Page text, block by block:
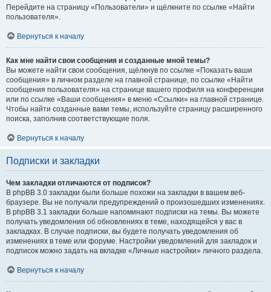
Перейдите на страницу «Пользователи» и щёлкните по ссылке «Найти
пользователя».
Вернуться к началу
Как мне найти свои сообщения и созданные мной темы?
Вы можете найти свои сообщения, щёлкнув по ссылке «Показать ваши
сообщения» в личном разделе на главной странице, по ссылке «Найти
сообщения пользователя» на странице вашего профиля на конференции
или по ссылке «Ваши сообщения» в меню «Ссылки» на главной странице.
Чтобы найти созданные вами темы, используйте страницу расширенного
поиска, заполнив соответствующие поля.
Вернуться к началу
Подписки и закладки
Чем закладки отличаются от подписок?
В phpBB 3.0 закладки были больше похожи на закладки в вашем веб-
браузере. Вы не получали предупреждений о произошедших изменениях.
В phpBB 3.1 закладки больше напоминают подписки на темы. Вы можете
получать уведомления об обновлениях в теме, находящейся у вас в
закладках. В случае подписки, вы будете получать уведомления об
изменениях в теме или форуме. Настройки уведомлений для закладок и
подписок можно задать на вкладке «Личные настройки» личного раздела.
Вернуться к началу